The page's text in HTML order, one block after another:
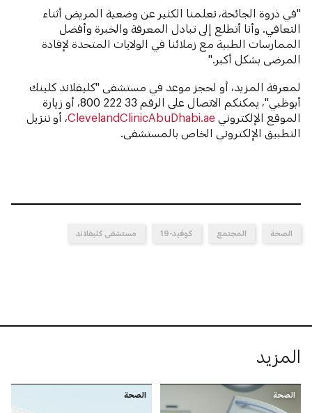
"في ذروة الجائحة، تعلمنا الكثير عن وضعية المريض أثناء
التعافي. وأنا أتطلع إلى تبادل المعرفة والخبرة وأفضل
الممارسات الطبية مع زملائنا في الولايات المتحدة لإفادة
المرضى بشكل أكبر."
لمعرفة المزيد، أو لحجز موعد في مستشفى "كليفلاند كلينك
أبوظبي"، يمكنكم الاتصال على الرقم 33 222 800، أو زيارة
الموقع الإلكتروني ClevelandClinicAbuDhabi.ae، أو تنزيل
التطبيق الإلكتروني الخاص بالمستشفى.
الصحة المجتمع كوفيد-19 مستشفى كليفلاند
المزيد
الصحة الصحة